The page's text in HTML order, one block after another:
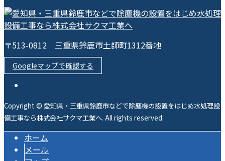
〒513-0812 三重県鈴鹿市土師町1312番地
Googleマップで確認する
Copyright © 愛知県・三重県鈴鹿市などで除塵機の設置をはじめ水処理設
備工事なら株式会社サクマ工業へ. All rights reserved.
ホーム
メール